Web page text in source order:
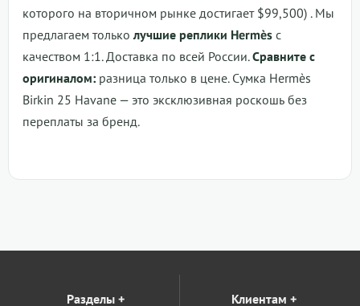
которого на вторичном рынке достигает $99,500) . Мы
предлагаем только лучшие реплики Hermès с
качеством 1:1. Доставка по всей России.Сравните с
оригиналом: разница только в цене. Сумка Hermès
Birkin 25 Havane — это эксклюзивная роскошь без
переплаты за бренд.
Разделы + Клиентам +